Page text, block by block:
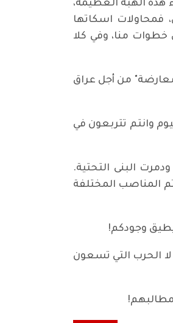
هذه الهبة العظيمة،
فمحاولات اسكاتها
خطوات منا، وفي كلا
من أجل عراق
وانتم تتربعون في
البنى التحتية.
المناصب المختلفة
وجودكم!
لا الحرب التي تسعون